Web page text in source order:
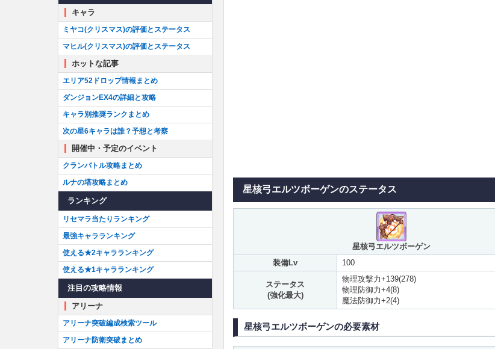
星核弓エルツボーゲンのステータス
星核弓エルツボーゲン
装備Lv
100
ステータス
(強化最大)
物理攻撃力+139(278)
物理防御力+4(8)
魔法防御力+2(4)
星核弓エルツボーゲンの必要素材
キャラ
ミヤコ(クリスマス)の評価とステータス
マヒル(クリスマス)の評価とステータス
ホットな記事
エリア52ドロップ情報まとめ
ダンジョンEX4の詳細と攻略
キャラ別推奨ランクまとめ
次の星6キャラは誰？予想と考察
開催中・予定のイベント
クランバトル攻略まとめ
ルナの塔攻略まとめ
ランキング
リセマラ当たりランキング
最強キャラランキング
使える★2キャラランキング
使える★1キャラランキング
注目の攻略情報
アリーナ
アリーナ突破編成検索ツール
アリーナ防衛突破まとめ